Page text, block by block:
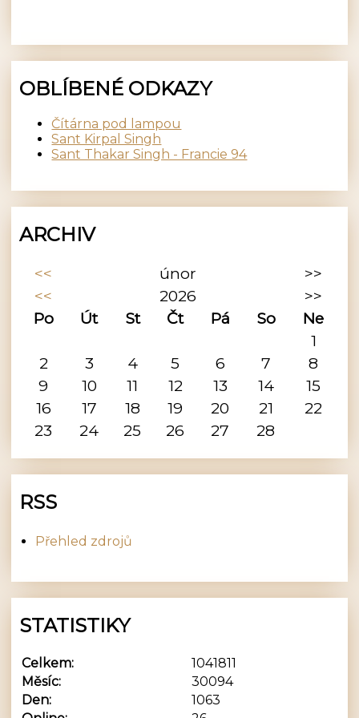
OBLÍBENÉ ODKAZY
Čítárna pod lampou
Sant Kirpal Singh
Sant Thakar Singh - Francie 94
ARCHIV
<< únor
>>
<<
2026
>>
Po
Út St Čt Pá So
Ne
1
2
3 4 5 6 7
8
9
10 11 12 13 14
15
16
17 18 19 20 21
22
23
24 25 26 27 28
RSS
Přehled zdrojů
STATISTIKY
Celkem:
1041811
Měsíc:
30094
Den:
1063